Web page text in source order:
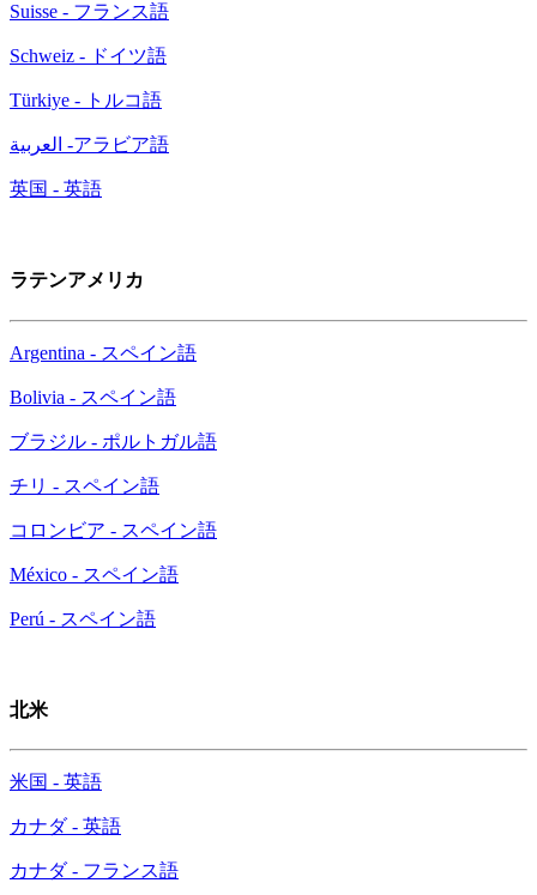
Suisse - フランス語
Schweiz - ドイツ語
Türkiye - トルコ語
العربية -アラビア語
英国 - 英語
ラテンアメリカ
Argentina - スペイン語
Bolivia - スペイン語
ブラジル - ポルトガル語
チリ - スペイン語
コロンビア - スペイン語
México - スペイン語
Perú - スペイン語
北米
米国 - 英語
カナダ - 英語
カナダ - フランス語